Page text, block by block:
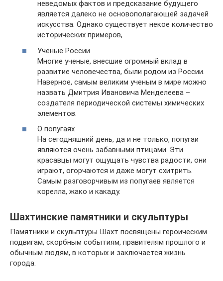
неведомых фактов и предсказание будущего
является далеко не основополагающей задачей
искусства. Однако существует некое количество
исторических примеров,
Ученые России
Многие ученые, внесшие огромный вклад в
развитие человечества, были родом из России.
Наверное, самым великим ученым в мире можно
назвать Дмитрия Ивановича Менделеева –
создателя периодической системы химических
элементов.
О попугаях
На сегодняшний день, да и не только, попугаи
являются очень забавными птицами. Эти
красавцы могут ощущать чувства радости, они
играют, огорчаются и даже могут схитрить.
Самым разговорчивым из попугаев является
корелла, жако и какаду.
Шахтинские памятники и скульптуры
Памятники и скульптуры Шахт посвящены героическим
подвигам, скорбным событиям, правителям прошлого и
обычным людям, в которых и заключается жизнь
города.